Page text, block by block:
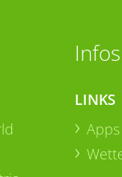
Infos
LINKS
Apps